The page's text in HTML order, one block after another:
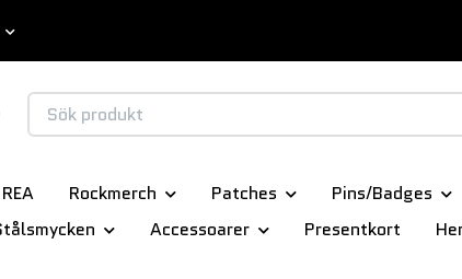
REA Rockmerch Patches Pins/Badges
Accessoarer Presentkort